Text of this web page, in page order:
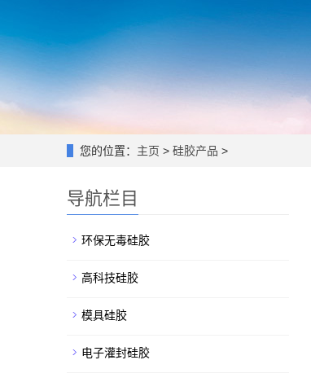
您的位置： 主页 >硅胶产品 >
导航栏目
环保无毒硅胶
高科技硅胶
模具硅胶
电子灌封硅胶